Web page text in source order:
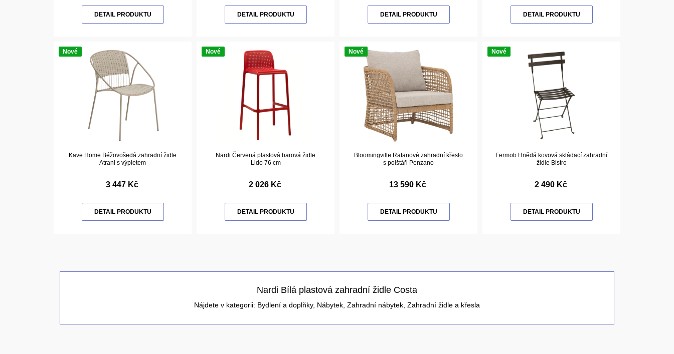
DETAIL PRODUKTU DETAIL PRODUKTU DETAIL PRODUKTU DETAIL PRODUKTU
Nové
Kave Home Béžovošedá zahradní židle
Atrani s výpletem
3 447 Kč
DETAIL PRODUKTU
Nové
Nardi Červená plastová barová židle
Lido 76 cm
2 026 Kč
DETAIL PRODUKTU
Nové
Bloomingville Ratanové zahradní křeslo
s polštáři Penzano
13 590 Kč
DETAIL PRODUKTU
Nové
Fermob Hnědá kovová skládací zahradní
židle Bistro
2 490 Kč
DETAIL PRODUKTU
Nardi Bílá plastová zahradní židle Costa
Nájdete v kategorii: Bydlení a doplňky, Nábytek, Zahradní nábytek, Zahradní židle a křesla